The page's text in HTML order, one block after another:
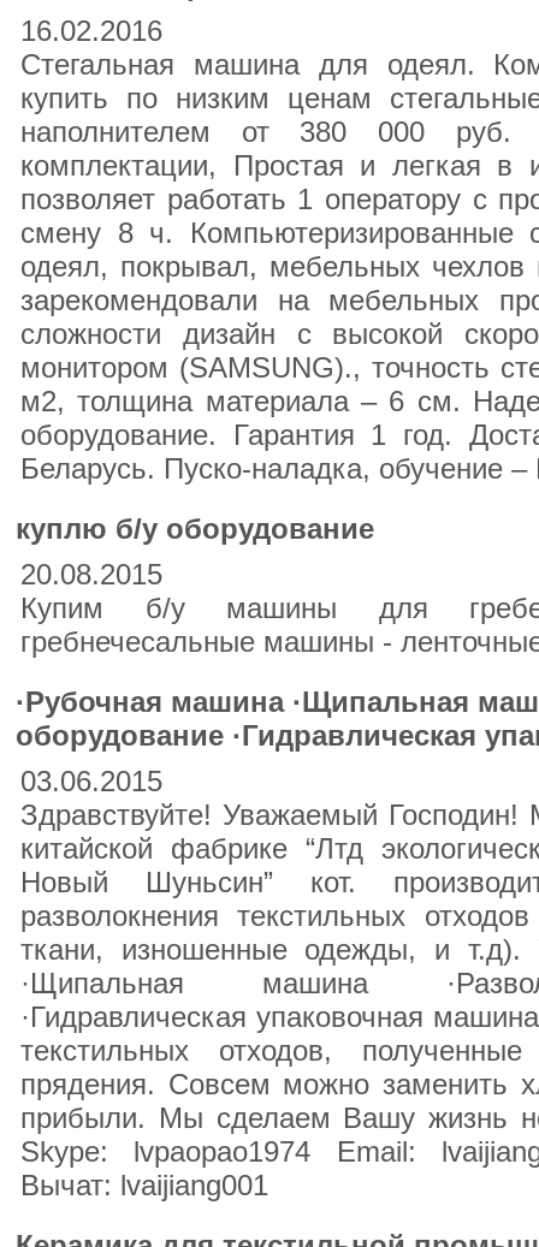
16.02.2016
Стегальная машина для одеял.
купить по низким ценам
наполнителем от 380 000 руб.
комплектации, Простая и легкая в
позволяет работать 1 оператору с
смену 8 ч. Компьютеризированные
одеял, покрывал, мебельных
зарекомендовали на мебельных
сложности дизайн с высокой
монитором (SAMSUNG)., точность
м2, толщина материала – 6 см.
оборудование. Гарантия 1 год.
Беларусь. Пуско-наладка, обучение –
куплю б/у оборудование
20.08.2015
Купим б/у машины для
гребнечесальные машины -
·Рубочная машина ·Щипальная
оборудование ·Гидравлическая
03.06.2015
Здравствуйте! Уважаемый
китайской фабрике “Лтд
Новый Шуньсин” кот.
разволокнения текстильных
ткани, изношенные одежды, и
·Щипальная машина
·Гидравлическая упаковочная
текстильных отходов,
прядения. Совсем можно заменить
прибыли. Мы сделаем Вашу жизнь
Skype: lvpaopao1974 Email:
Вычат: lvaijiang001